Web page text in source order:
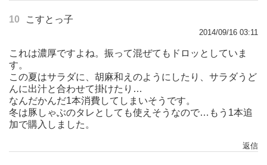
10 こすとっ子
2014/09/16 03:11
これは濃厚ですよね。振って混ぜてもドロッとしていま
す。
この夏はサラダに、胡麻和えのようにしたり、サラダうど
んに出汁と合わせて掛けたり…
なんだかんだ1本消費してしまいそうです。
冬は豚しゃぶのタレとしても使えそうなので…もう1本追
加で購入しました。
返信